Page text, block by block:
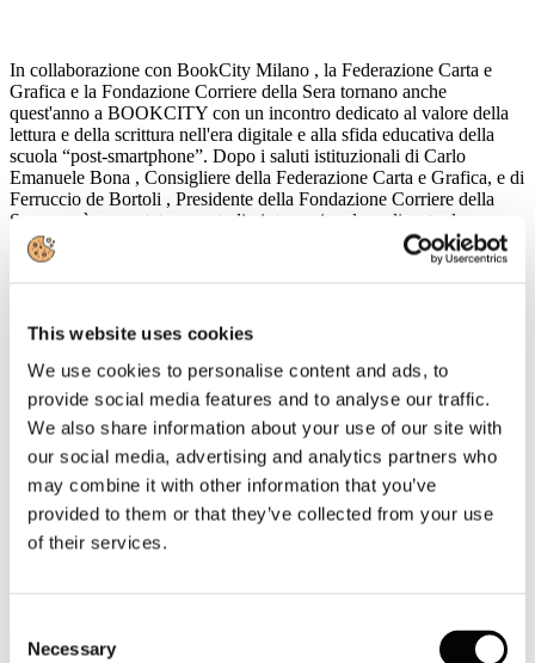
This website uses cookies
We use cookies to personalise content and ads, to
provide social media features and to analyse our traffic.
We also share information about your use of our site with
our social media, advertising and analytics partners who
may combine it with other information that you’ve
provided to them or that they’ve collected from your use
of their services.
Selection
Necessary
In collaborazione con BookCity Milano , la Federazione Carta e
Grafica e la Fondazione Corriere della Sera tornano anche
quest'anno a BOOKCITY con un incontro dedicato al valore della
lettura e della scrittura nell'era digitale e alla sfida educativa della
scuola “post-smartphone”. Dopo i saluti istituzionali di Carlo
Emanuele Bona , Consigliere della Federazione Carta e Grafica, e di
Ferruccio de Bortoli , Presidente della Fondazione Corriere della
Sera, verrà presentato uno
studio internazionale
realizzato da
University of Pennsylvania
Jawaharlal Nehru Universitye
University of Copenhagen
Studiare con o senza cellulare?
Luigi Einaudi) e Marco Crepaldi
dell'impatto degli smartphone sul processo di apprendimento. Nella
seconda parte dell'incontro,Francesco Amendola(Luiss Guido
Massimo Nunzio Barrella (Liceo Parini),
Cristina Dell'Acqua
(insegnante e scrittrice) e Andrea Di Mario (Liceo Carducci)
dialogheranno su come ripensare la scuola oltre il digitale, con la
partecipazione degli studenti dei licei Parini e Carducci. Modera
Massimo Sideri
, editorialista del Corriere della Sera
.
Ingresso libero fino a esaurimento posti.
Prenotazione sul sito